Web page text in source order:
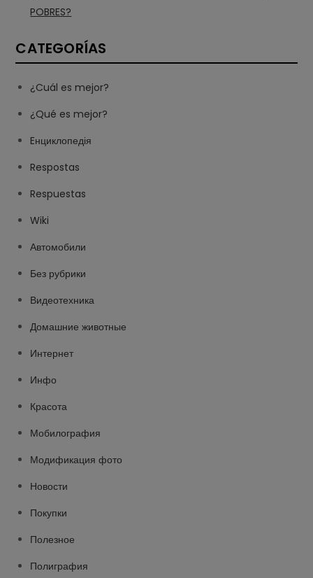
POBRES?
CATEGORÍAS
¿Cuál es mejor?
¿Qué es mejor?
Eнциклопедія
Respostas
Respuestas
Wiki
Автомобили
Без рубрики
Видеотехника
Домашние животные
Интернет
Инфо
Красота
Мобилография
Модификация фото
Новости
Покупки
Полезное
Полиграфия